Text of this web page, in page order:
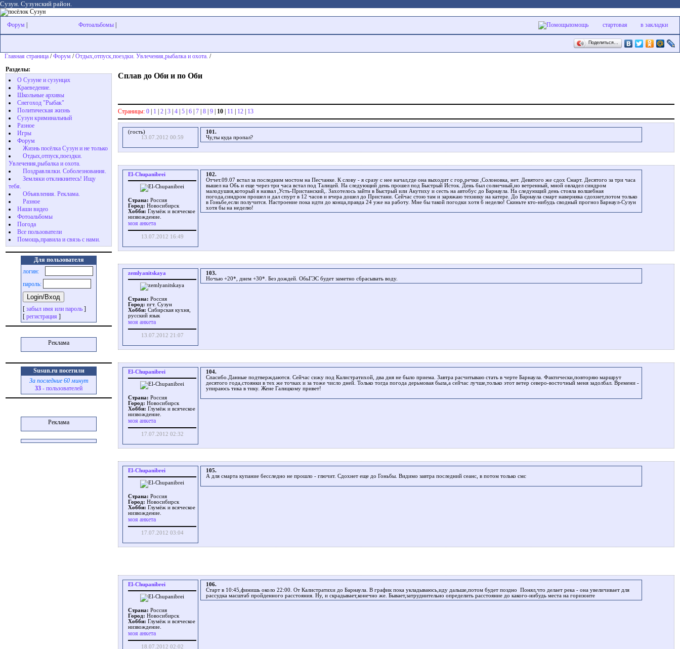
Сузун. Сузунский район.
Форум Фотоальбомы помощь стартовая в закладки
Поделиться…
Главная страница /Форум /Отдых,отпуск,поездки. Увлечения,рыбалка и охота. /
Разделы:
О Сузуне и сузунцах
Краеведение.
Школьные архивы
Снегоход "Рыбак"
Политическая жизнь
Сузун криминальный
Разное
Игры
Форум
Жизнь посёлка Сузун и не только
Отдых,отпуск,поездки.
Увлечения,рыбалка и охота.
Поздравлялки. Соболезнования.
Земляки откликнитесь! Ищу
тебя.
Объявления. Реклама.
Разное
Наши видео
Фотоальбомы
Погода
Все пользователи
Помощь,правила и связь с нами.
Для пользователя
логин:
пароль:
[ забыл имя или пароль ]
[ регистрация ]
Реклама
Susun.ru посетили
За последние 60 минут
33 - пользователей
Реклама
Сплав до Оби и по Оби
Страницы: 0 1 2 3 4 5 6 7 8 9 10 11 12 13
(гость)
13.07.2012 00:59
101.
Чу,ты куда пропал?
El-Chupanibrei
Страна: Россия
Город: Новосибирск
Хобби: Глумёж и всяческое
низвождение.
моя анкета
13.07.2012 16:49
102.
Отчет.09.07 встал за последним мостом на Песчанке. К слову - я сразу с нее начал,где она выходит с гор,речки ,Солоновка, нет. Девятого же сдох Смарт. Десятого за три часа
вышел на Обь и еще через три часа встал под Талицей. На следующий день прошел под Быстрый Исток. День был солнечный,но ветренный, мной овладел синдром
малодушия,который я назвал ,Усть-Пристанский,. Захотелось зайти в Быстрый или Акутиху и сесть на автобус до Барнаула. На следующий день стояла волшебная
погода,синдром прошел и дал спурт в 12 часов и вчера дошел до Пристани. Сейчас стою там и заряжаю технику на катере. До Барнаула смарт наверняка сдохнет,потом только
в Гоньбе,если получится. Настроение пока идти до конца,правда 24 уже на работу. Мне бы такой погодки хотя б неделю! Скиньте кто-нибудь сводный прогноз Барнаул-Сузун
хотя бы на неделю!
zemlyanitskaya
Страна: Россия
Город: пгт. Сузун
Хобби: Сибирская кухня,
русский язык
моя анкета
13.07.2012 21:07
103.
Ночью +20*, днем +30*. Без дождей. ОбьГЭС будет заметно сбрасывать воду.
El-Chupanibrei
Страна: Россия
Город: Новосибирск
Хобби: Глумёж и всяческое
низвождение.
моя анкета
17.07.2012 02:32
104.
Спасибо.Данные подтверждаются. Сейчас сижу под Калистратихой, два дня не было приема. Завтра расчитываю стать в черте Барнаула. Фактически,повторяю маршрут
десятого года,стоянки в тех же точках и за тоже число дней. Только тогда погода дерьмовая была,а сейчас лучше,только этот ветер северо-восточный меня задолбал. Времени -
упираюсь тика в тику. Жене Галицкому привет!
El-Chupanibrei
Страна: Россия
Город: Новосибирск
Хобби: Глумёж и всяческое
низвождение.
моя анкета
17.07.2012 03:04
105.
А для смарта купание бесследно не прошло - глючит. Сдохнет еще до Гоньбы. Видимо завтра последний сеанс, в потом только смс
El-Chupanibrei
Страна: Россия
Город: Новосибирск
Хобби: Глумёж и всяческое
низвождение.
моя анкета
18.07.2012 02:02
106.
Старт в 10:45,финишь около 22:00. От Калистратихи до Барнаула. В график пока укладываюсь,иду дальше,потом будет поздно
Понял,что делает река - она увеличивает для
рассудка масштаб пройденного расстояния. Ну, и скрадывает,конечно же. Бывает,затруднительно определить расстояние до какого-нибудь места на горизонте